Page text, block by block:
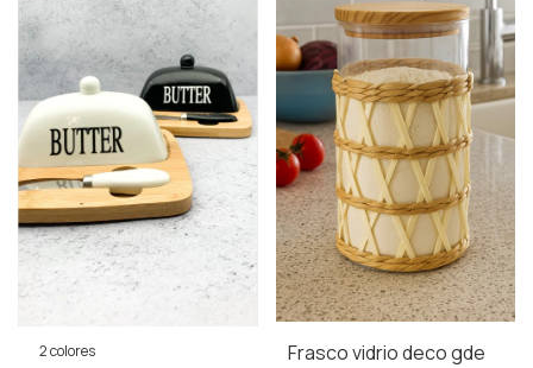
2 colores
Frasco vidrio deco gde